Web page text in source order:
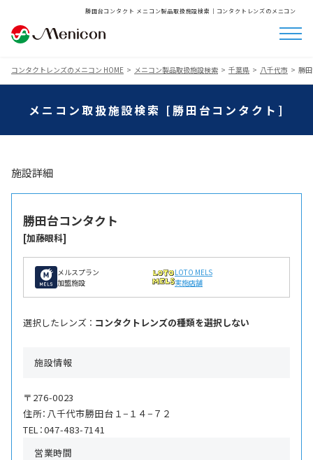
勝田台コンタクト メニコン製品取扱施設検索│コンタクトレンズのメニコン
コンタクトレンズのメニコン HOME メニコン製品取扱施設検索 千葉県 八千代市 勝
メニコン取扱施設検索 [勝田台コンタクト]
施設詳細
勝田台コンタクト
[加藤眼科]
メルスプラン
加盟施設
LOTO MELS
実施店舗
選択したレンズ ： コンタクトレンズの種類を選択しない
施設情報
〒276-0023
住所：八千代市勝田台１−１４−７２
TEL：047-483-7141
営業時間